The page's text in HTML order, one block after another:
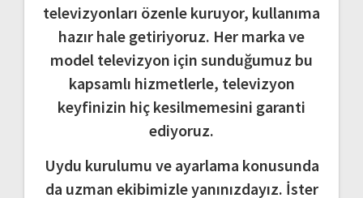
televizyonları özenle kuruyor, kullanıma
hazır hale getiriyoruz. Her marka ve
model televizyon için sunduğumuz bu
kapsamlı hizmetlerle, televizyon
keyfinizin hiç kesilmemesini garanti
ediyoruz.
Uydu kurulumu ve ayarlama konusunda
da uzman ekibimizle yanınızdayız. İster